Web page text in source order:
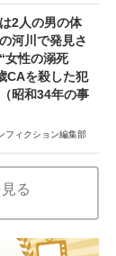
は2人の男の体
河川で発見さ
女性の溺死
CAを殺した犯
昭和34年の事
フィクション編集部
る